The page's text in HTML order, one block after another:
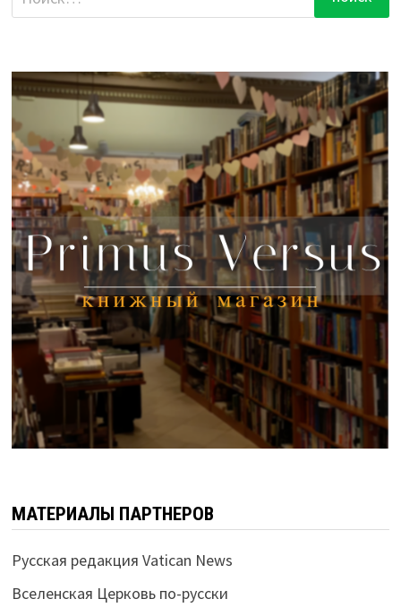
МАТЕРИАЛЫ ПАРТНЕРОВ
Русская редакция Vatican News
Вселенская Церковь по-русски